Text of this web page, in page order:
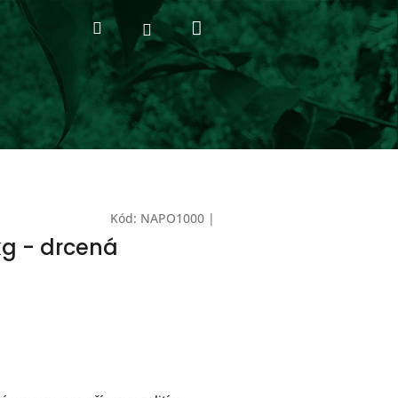
HledatPřihlášeníNákupní
košík
Kód: NAPO1000 |
- drcená